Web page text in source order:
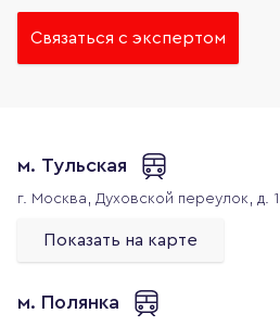
Связаться с экспертом
м. Тульская
г. Москва, Духовской переулок, д.
Показать на карте
м. Полянка